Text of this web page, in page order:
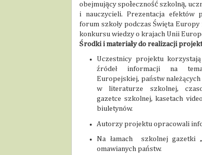
obejmujący społeczność szkolną,
i nauczycieli. Prezentacja efektów
forum szkoły podczas Święta Europy
konkursu wiedzy o krajach Unii
Środki i materiały do realizacji
Uczestnicy projektu
źródeł informacji na
Europejskiej, państw należących
w literaturze szkolnej,
gazetce szkolnej, kasetach
biuletynów.
Autorzy projektu opracowali
Na łamach szkolnej gazetki
omawianych państw.